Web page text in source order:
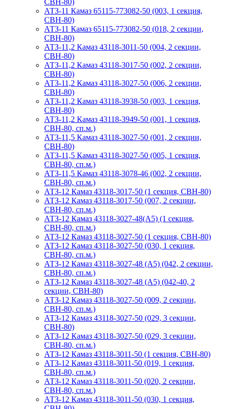
СВН-80)
АТЗ-11 Камаз 65115-773082-50 (003, 1 секция,
СВН-80)
АТЗ-11 Камаз 65115-773082-50 (018, 2 секции,
СВН-80)
АТЗ-11,2 Камаз 43118-3011-50 (004, 2 секции,
СВН-80)
АТЗ-11,2 Камаз 43118-3017-50 (002, 2 секции,
СВН-80)
АТЗ-11,2 Камаз 43118-3027-50 (006, 2 секции,
СВН-80)
АТЗ-11,2 Камаз 43118-3938-50 (003, 1 секция,
СВН-80)
АТЗ-11,2 Камаз 43118-3949-50 (001, 1 секция,
СВН-80, сп.м.)
АТЗ-11,5 Камаз 43118-3027-50 (001, 2 секции,
СВН-80)
АТЗ-11,5 Камаз 43118-3027-50 (005, 1 секция,
СВН-80, сп.м.)
АТЗ-11,5 Камаз 43118-3078-46 (002, 2 секции,
СВН-80, сп.м.)
АТЗ-12 Камаз 43118-3017-50 (1 секция, СВН-80)
АТЗ-12 Камаз 43118-3017-50 (007, 2 секции,
СВН-80, сп.м.)
АТЗ-12 Камаз 43118-3027-48(A5) (1 секция,
СВН-80, сп.м.)
АТЗ-12 Камаз 43118-3027-50 (1 секция, СВН-80)
АТЗ-12 Камаз 43118-3027-50 (030, 1 секция,
СВН-80, сп.м.)
АТЗ-12 Камаз 43118-3027-48 (А5) (042, 2 секции,
СВН-80, сп.м.)
АТЗ-12 Камаз 43118-3027-48 (А5) (042-40, 2
секции, СВН-80)
АТЗ-12 Камаз 43118-3027-50 (009, 2 секции,
СВН-80, сп.м.)
АТЗ-12 Камаз 43118-3027-50 (029, 3 секции,
СВН-80)
АТЗ-12 Камаз 43118-3027-50 (029, 3 секции,
СВН-80, сп.м.)
АТЗ-12 Камаз 43118-3011-50 (1 секция, СВН-80)
АТЗ-12 Камаз 43118-3011-50 (019, 1 секция,
СВН-80, сп.м.)
АТЗ-12 Камаз 43118-3011-50 (020, 2 секции,
СВН-80, сп.м.)
АТЗ-12 Камаз 43118-3011-50 (030, 1 секция,